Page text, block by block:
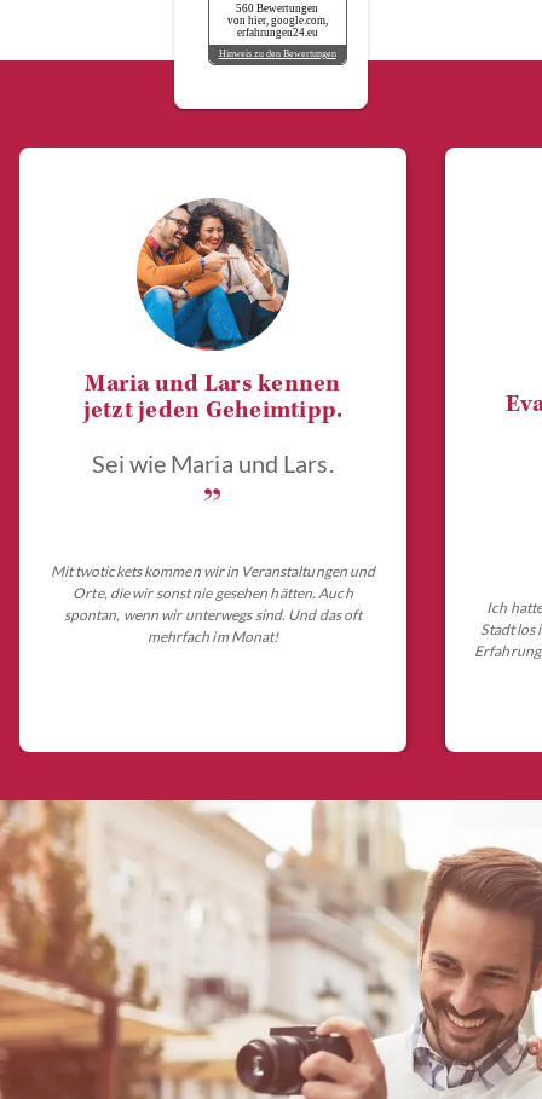
560 Bewertungen
von hier, google.com,
erfahrungen24.eu
Hinweis zu den Bewertungen
Maria und Lars kennen
jetzt jeden Geheimtipp.
Sei wie Maria und Lars.
„
Mit twotickets kommen wir in Veranstaltungen und
Orte, die wir sonst nie gesehen hätten. Auch
spontan, wenn wir unterwegs sind. Und das oft
mehrfach im Monat!
Ich
Stadt los